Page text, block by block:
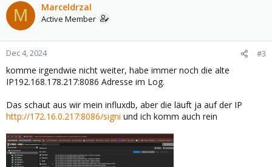
M Marceldrzal
Active Member
Dec 4, 2024 #3
komme irgendwie nicht weiter, habe immer noch die alte
IP192.168.178.217:8086 Adresse im Log.
Das schaut aus wir mein influxdb, aber die läuft ja auf der IP
http://172.16.0.217:8086/signi und ich komm auch rein